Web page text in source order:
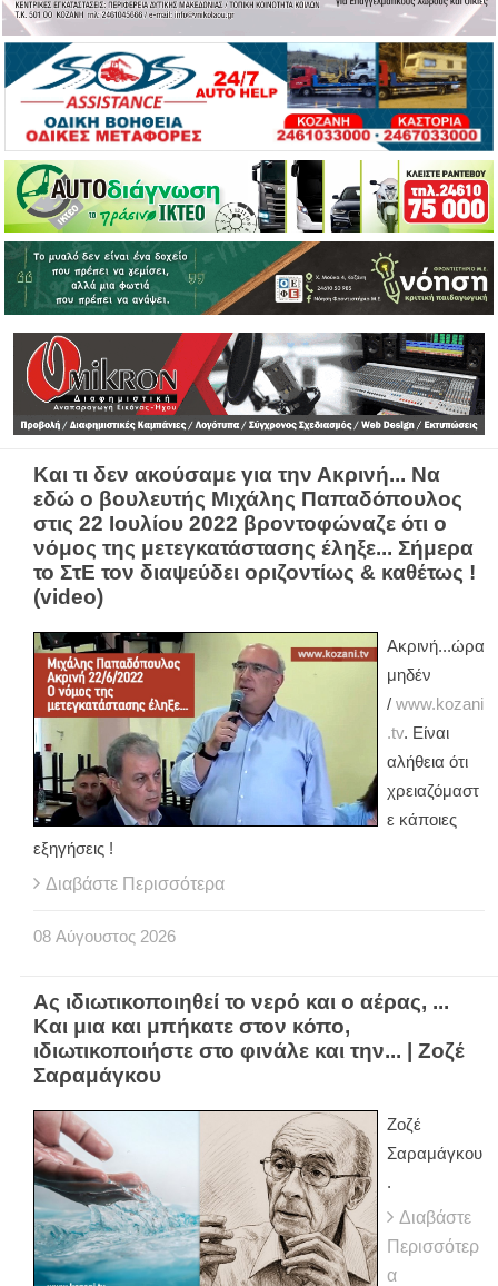
Και τι δεν ακούσαμε για την Ακρινή... Να
εδώ ο βουλευτής Μιχάλης Παπαδόπουλος
στις 22 Ιουλίου 2022 βροντοφώναζε ότι ο
νόμος της μετεγκατάστασης έληξε... Σήμερα
το ΣτΕ τον διαψεύδει οριζοντίως & καθέτως !
(video)
Ακρινή...ώρα
μηδέν
/ www.kozani
.tv. Είναι
αλήθεια ότι
χρειαζόμαστ
ε κάποιες
εξηγήσεις !
Διαβάστε Περισσότερα
08 Αύγουστος 2026
Ας ιδιωτικοποιηθεί το νερό και ο αέρας, ...
Και μια και μπήκατε στον κόπο,
ιδιωτικοποιήστε στο φινάλε και την... | Ζοζέ
Σαραμάγκου
Ζοζέ
Σαραμάγκου
.
Διαβάστε
Περισσότερ
α